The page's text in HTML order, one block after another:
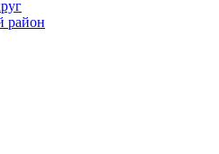
район